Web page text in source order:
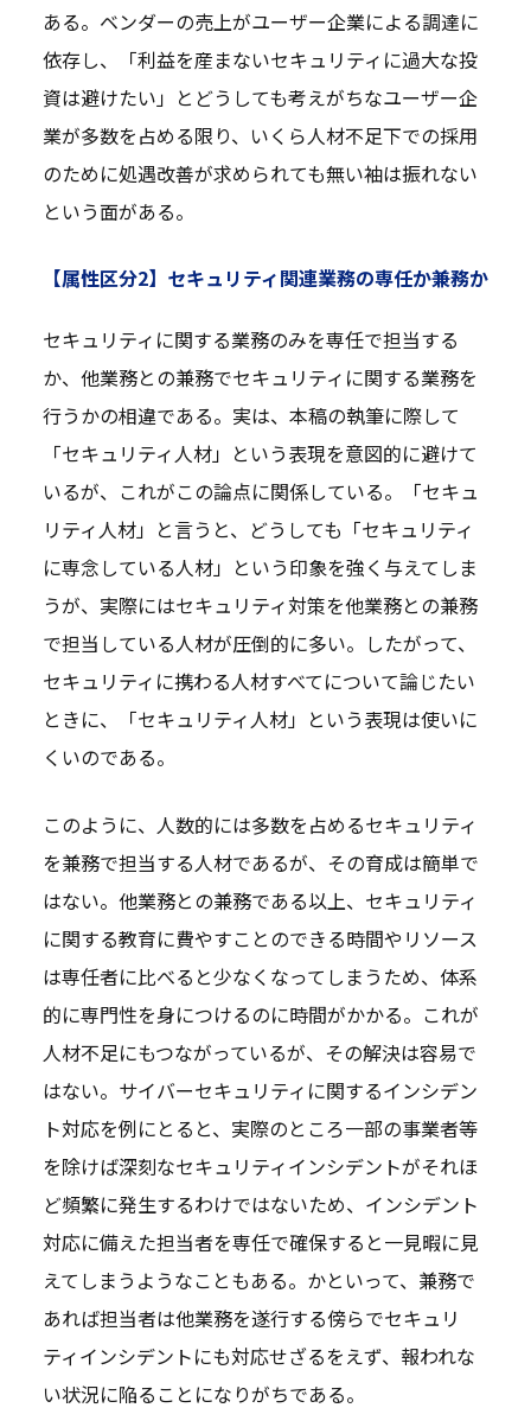
ある。ベンダーの売上がユーザー企業による調達に
依存し、「利益を産まないセキュリティに過大な投
資は避けたい」とどうしても考えがちなユーザー企
業が多数を占める限り、いくら人材不足下での採用
のために処遇改善が求められても無い袖は振れない
という面がある。
【属性区分2】セキュリティ関連業務の専任か兼務か
セキュリティに関する業務のみを専任で担当する
か、他業務との兼務でセキュリティに関する業務を
行うかの相違である。実は、本稿の執筆に際して
「セキュリティ人材」という表現を意図的に避けて
いるが、これがこの論点に関係している。「セキュ
リティ人材」と言うと、どうしても「セキュリティ
に専念している人材」という印象を強く与えてしま
うが、実際にはセキュリティ対策を他業務との兼務
で担当している人材が圧倒的に多い。したがって、
セキュリティに携わる人材すべてについて論じたい
ときに、「セキュリティ人材」という表現は使いに
くいのである。
このように、人数的には多数を占めるセキュリティ
を兼務で担当する人材であるが、その育成は簡単で
はない。他業務との兼務である以上、セキュリティ
に関する教育に費やすことのできる時間やリソース
は専任者に比べると少なくなってしまうため、体系
的に専門性を身につけるのに時間がかかる。これが
人材不足にもつながっているが、その解決は容易で
はない。サイバーセキュリティに関するインシデン
ト対応を例にとると、実際のところ一部の事業者等
を除けば深刻なセキュリティインシデントがそれほ
ど頻繁に発生するわけではないため、インシデント
対応に備えた担当者を専任で確保すると一見暇に見
えてしまうようなこともある。かといって、兼務で
あれば担当者は他業務を遂行する傍らでセキュリ
ティインシデントにも対応せざるをえず、報われな
い状況に陥ることになりがちである。